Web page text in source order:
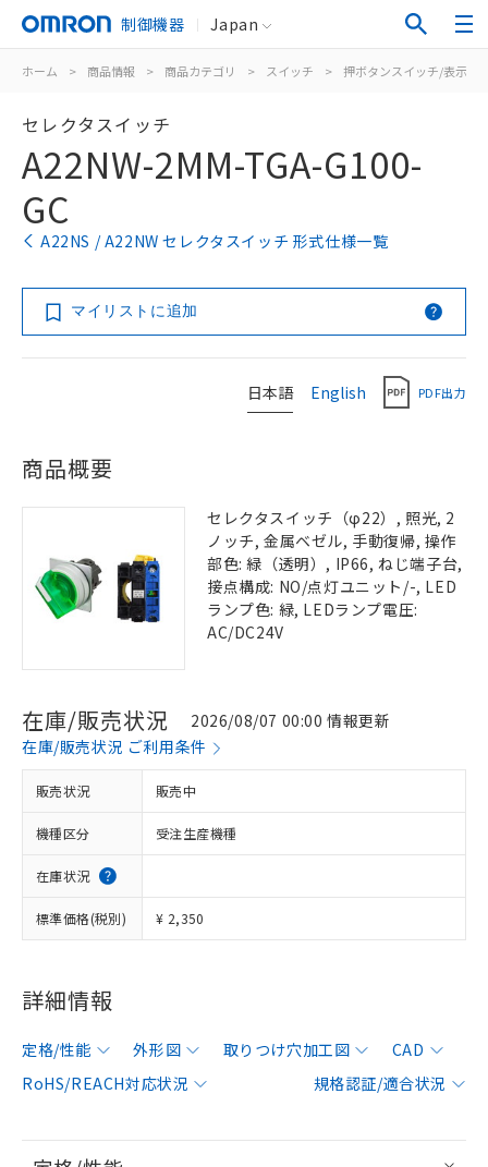
制御機器 Japan
ホーム > 商品情報 > 商品カテゴリ > スイッチ > 押ボタンスイッチ/表示灯
セレクタスイッチ
A22NW-2MM-TGA-G100-
GC
A22NS / A22NW セレクタスイッチ 形式仕様一覧
マイリストに追加
日本語 English PDF出力
商品概要
セレクタスイッチ（φ22）, 照光, 2
ノッチ, 金属ベゼル, 手動復帰, 操作
部色: 緑（透明）, IP66, ねじ端子台,
接点構成: NO/点灯ユニット/-, LED
ランプ色: 緑, LEDランプ電圧:
AC/DC24V
在庫/販売状況
2026/08/07 00:00 情報更新
在庫/販売状況 ご利用条件
販売状況 販売中
機種区分 受注生産機種
在庫状況
標準価格(税別) ¥ 2,350
詳細情報
定格/性能 外形図 取りつけ穴加工図
CAD
RoHS/REACH対応状況
規格認証/適合状況